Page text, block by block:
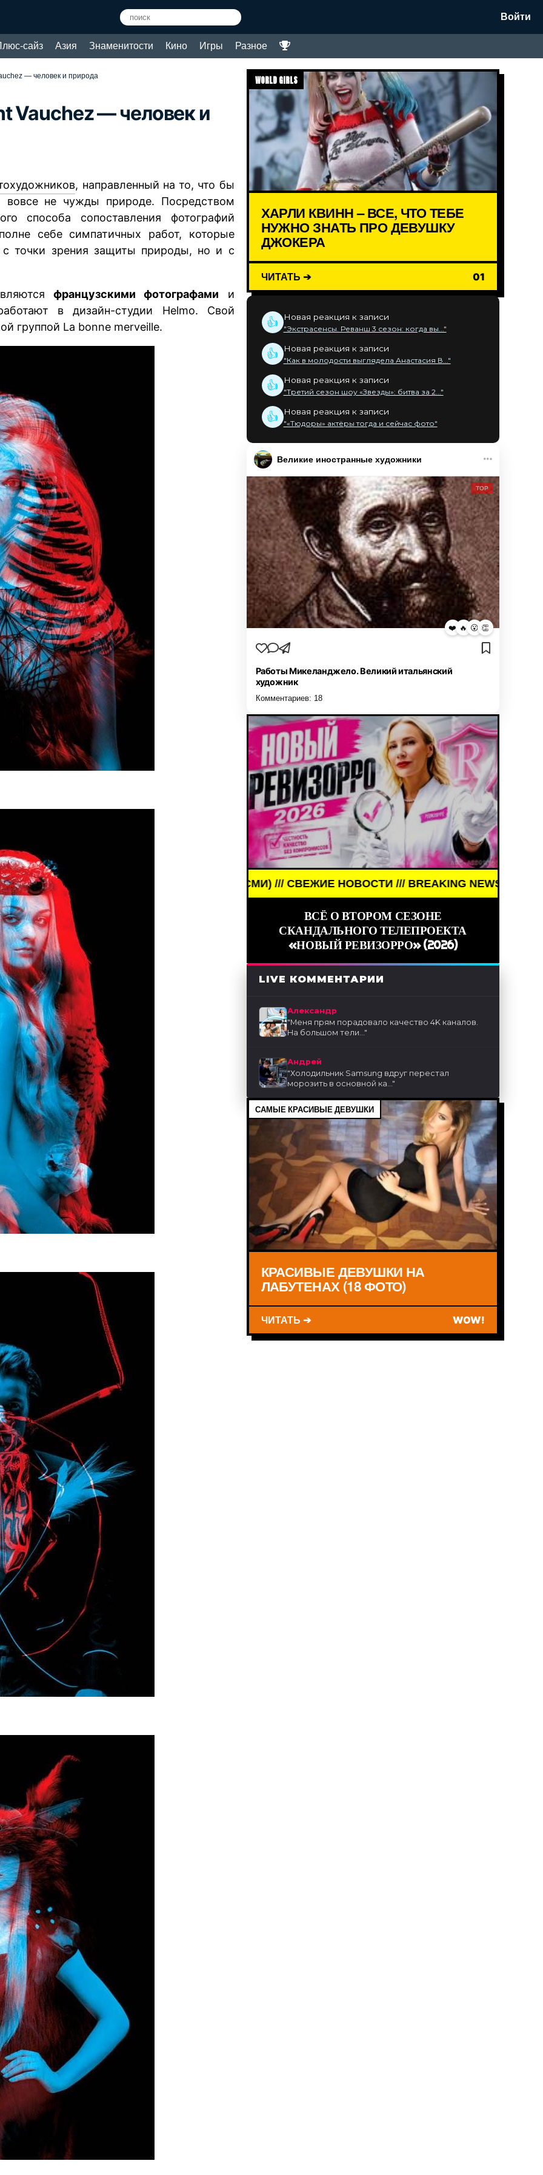
Войти
сайз Азия Знаменитости Кино Игры Разное
— человек и природа
Vauchez — человек и
, направленный на то, что бы
вовсе не чужды природе. Посредством
способа сопоставления фотографий
себе симпатичных работ, которые
точки зрения защиты природы, но и с
французскими фотографами и
в дизайн-студии Helmo. Свой
группой La bonne merveille.
WORLD GIRLS
ХАРЛИ КВИНН – ВСЕ, ЧТО ТЕБЕ
НУЖНО ЗНАТЬ ПРО ДЕВУШКУ
ДЖОКЕРА
ЧИТАТЬ ➔ 01
👍 Новая реакция к записи
"Экстрасенсы. Реванш 3 сезон: когда вы..."
👍 Новая реакция к записи
"Как в молодости выглядела Анастасия В..."
👍 Новая реакция к записи
"Третий сезон шоу «Звезды»: битва за 2..."
👍 Новая реакция к записи
"«Тюдоры» актёры тогда и сейчас фото"
Великие иностранные художники
TOP
❤️ 🔥 😮 👏
Работы Микеланджело. Великий итальянский
художник
Комментариев: 18
NEWS /// НОВОСТИ (СМИ) /// СВЕЖИЕ НОВОСТИ /// BREAKING NEWS /// НОВОСТИ (СМИ)
ВСЁ О ВТОРОМ СЕЗОНЕ
СКАНДАЛЬНОГО ТЕЛЕПРОЕКТА
«НОВЫЙ РЕВИЗОРРО» (2026)
LIVE КОММЕНТАРИИ
Александр
"Меня прям порадовало качество 4K каналов.
На большом тели..."
Андрей
"Холодильник Samsung вдруг перестал
морозить в основной ка..."
САМЫЕ КРАСИВЫЕ ДЕВУШКИ
КРАСИВЫЕ ДЕВУШКИ НА
ЛАБУТЕНАХ (18 ФОТО)
ЧИТАТЬ ➔ WOW!